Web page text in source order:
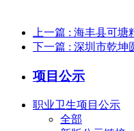
上一篇 : 海丰县可塘
下一篇 : 深圳市乾坤
项目公示
职业卫生项目公示
全部